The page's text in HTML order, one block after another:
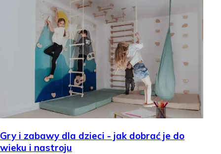
Gry i zabawy dla dzieci - jak dobrać je do
wieku i nastroju